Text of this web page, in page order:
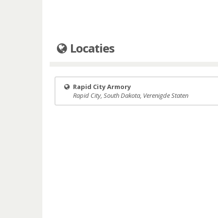
Locaties
Rapid City Armory
Rapid City, South Dakota, Verenigde Staten